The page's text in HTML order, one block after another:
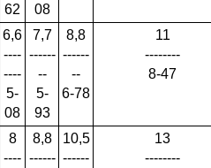
62
08
6,6
----
----
5-
08
7,7
------
--
5-
93
8,8
------
--
6-78
11
--------
8-47
8
----
8,8
------
10,5
------
13
--------